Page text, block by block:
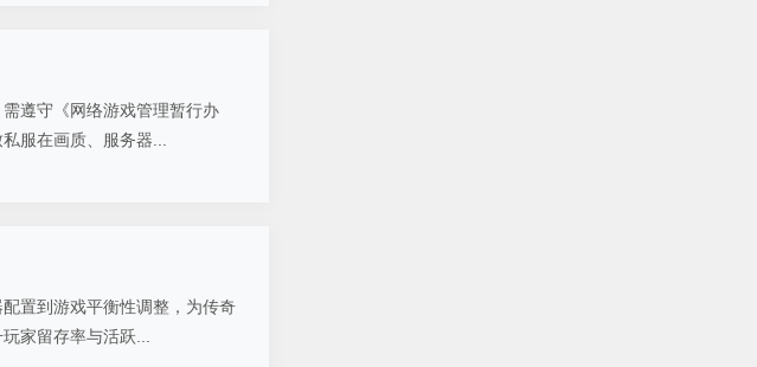
遵守《网络游戏管理暂行办
服在画质、服务器...
置到游戏平衡性调整，为传奇
家留存率与活跃...